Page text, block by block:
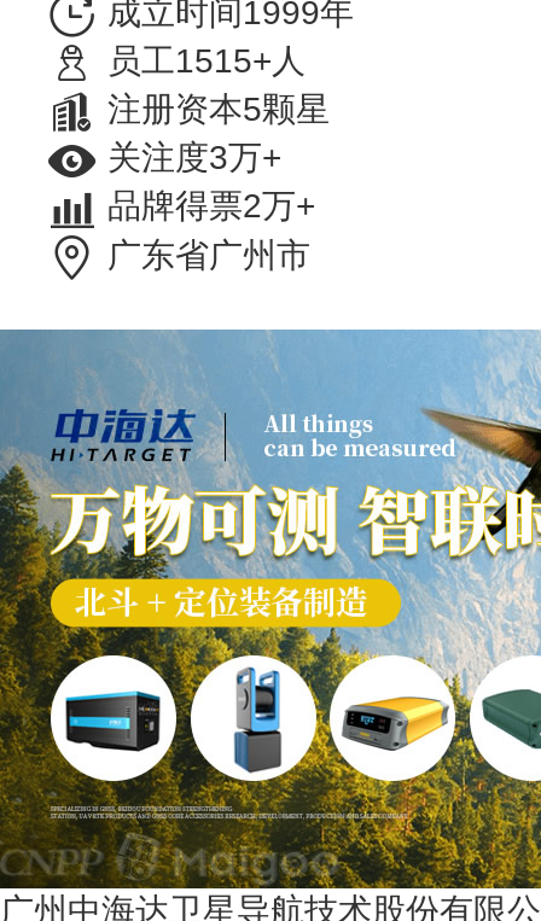
成立时间1999年
员工1515+人
注册资本5颗星
关注度3万+
品牌得票2万+
广东省广州市
广州中海达卫星导航技术股份有限